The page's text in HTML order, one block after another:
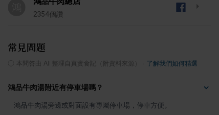
2354個讚
常見問題
本問答由 AI 整理自真實食記（附資料來源） 了解我們如何精選
鴻品牛肉湯附近有停車場嗎？
鴻品牛肉湯旁邊或對面設有專屬停車場，停車方便。